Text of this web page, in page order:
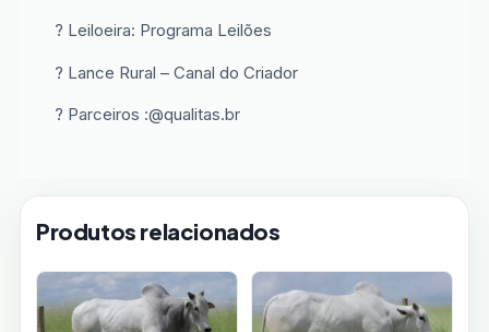
? Leiloeira: Programa Leilões
? Lance Rural – Canal do Criador
? Parceiros :@qualitas.br
Produtos relacionados